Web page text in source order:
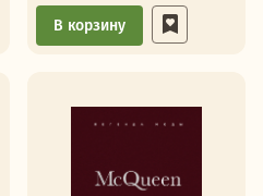
В корзину